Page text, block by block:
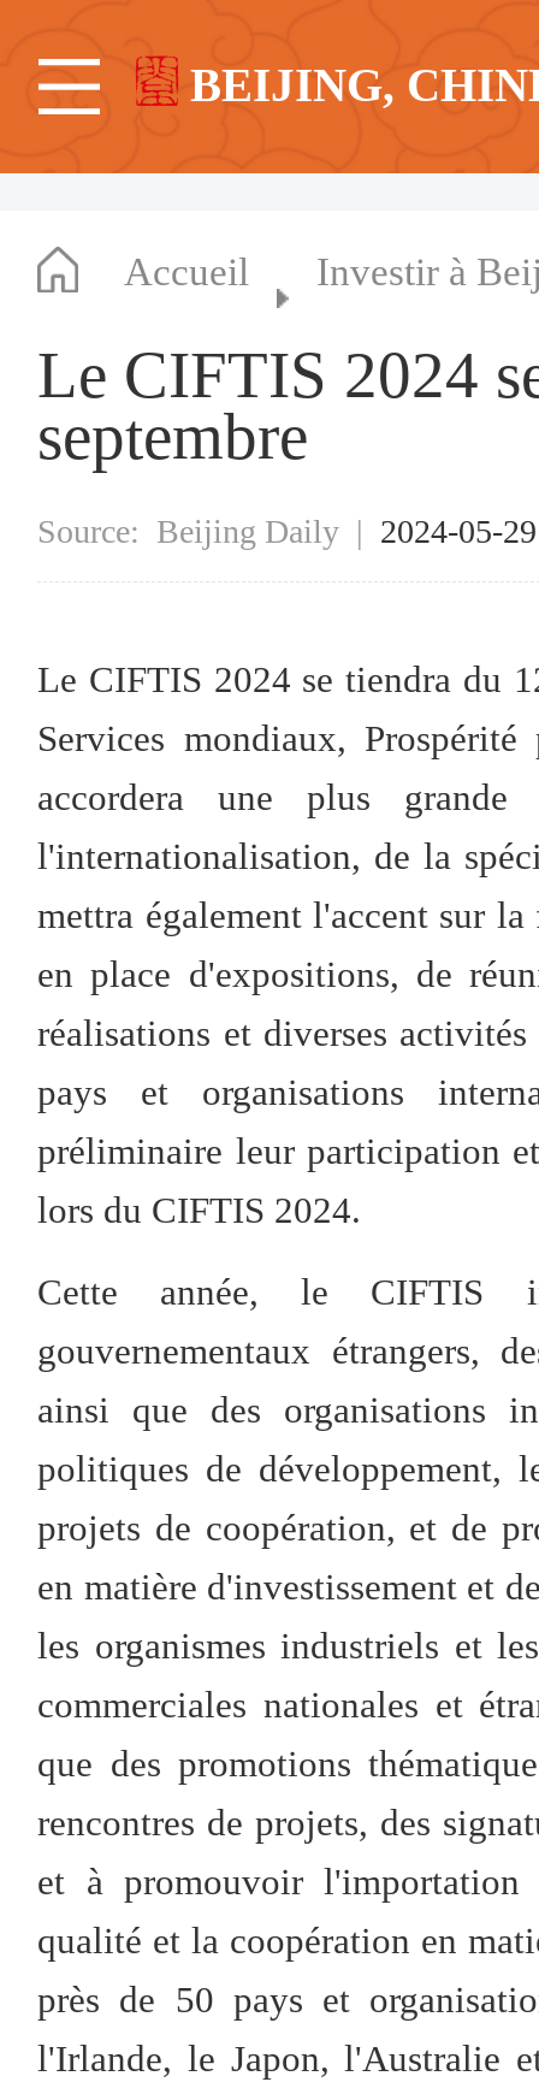
BEIJING,
Accueil Investir à
Le CIFTIS 2024
septembre
Source: Beijing Daily | 2024-05-
Le CIFTIS 2024 se tiendra du
Services mondiaux,
accordera une plus grande
l'internationalisation, de la
mettra également l'accent sur
en place d'expositions, de
réalisations et diverses
pays et organisations
préliminaire leur participation
lors du CIFTIS 2024.
Cette année, le CIFTIS
gouvernementaux étrangers,
ainsi que des organisations
politiques de développement,
projets de coopération, et de
en matière d'investissement et
les organismes industriels et
commerciales nationales et
que des promotions
rencontres de projets, des
et à promouvoir
qualité et la coopération en
près de 50 pays et
l'Irlande, le Japon, l'Australie